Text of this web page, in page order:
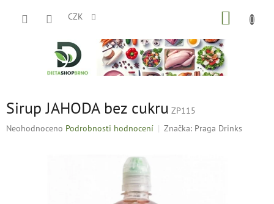
CZK
Sirup JAHODA bez cukru ZP115
Průměrné
Neohodnoceno Podrobnosti hodnocení Značka: Praga Drinks